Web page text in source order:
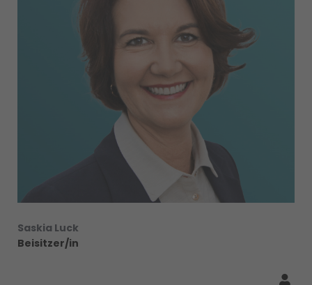
Saskia Luck
Beisitzer/in